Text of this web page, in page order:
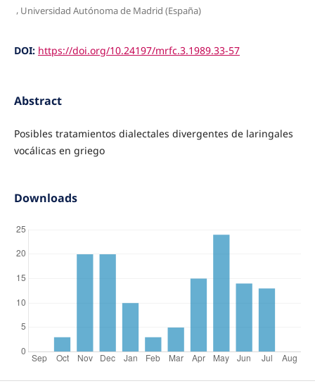
, Universidad Autónoma de Madrid (España)
DOI: https://doi.org/10.24197/mrfc.3.1989.33-57
Abstract
Posibles tratamientos dialectales divergentes de laringales
vocálicas en griego
Downloads